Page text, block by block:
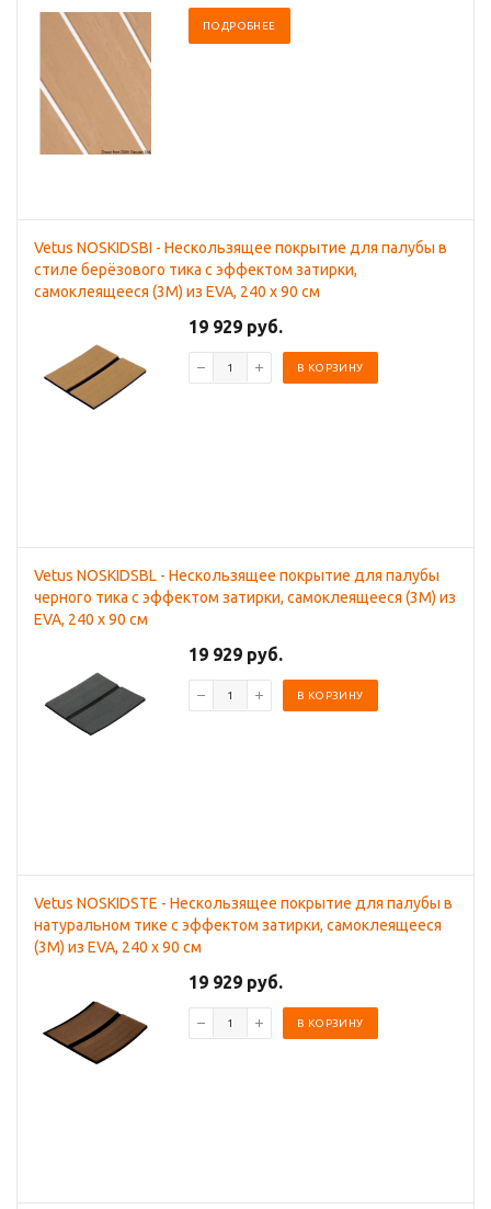
ПОДРОБНЕЕ
Vetus NOSKIDSBI - Нескользящее покрытие для палубы в
стиле берёзового тика с эффектом затирки,
самоклеящееся (3M) из EVA, 240 x 90 см
19 929 руб.
В КОРЗИНУ
Vetus NOSKIDSBL - Нескользящее покрытие для палубы
черного тика с эффектом затирки, самоклеящееся (3M) из
EVA, 240 x 90 см
19 929 руб.
В КОРЗИНУ
Vetus NOSKIDSTE - Нескользящее покрытие для палубы в
натуральном тике с эффектом затирки, самоклеящееся
(3M) из EVA, 240 x 90 см
19 929 руб.
В КОРЗИНУ